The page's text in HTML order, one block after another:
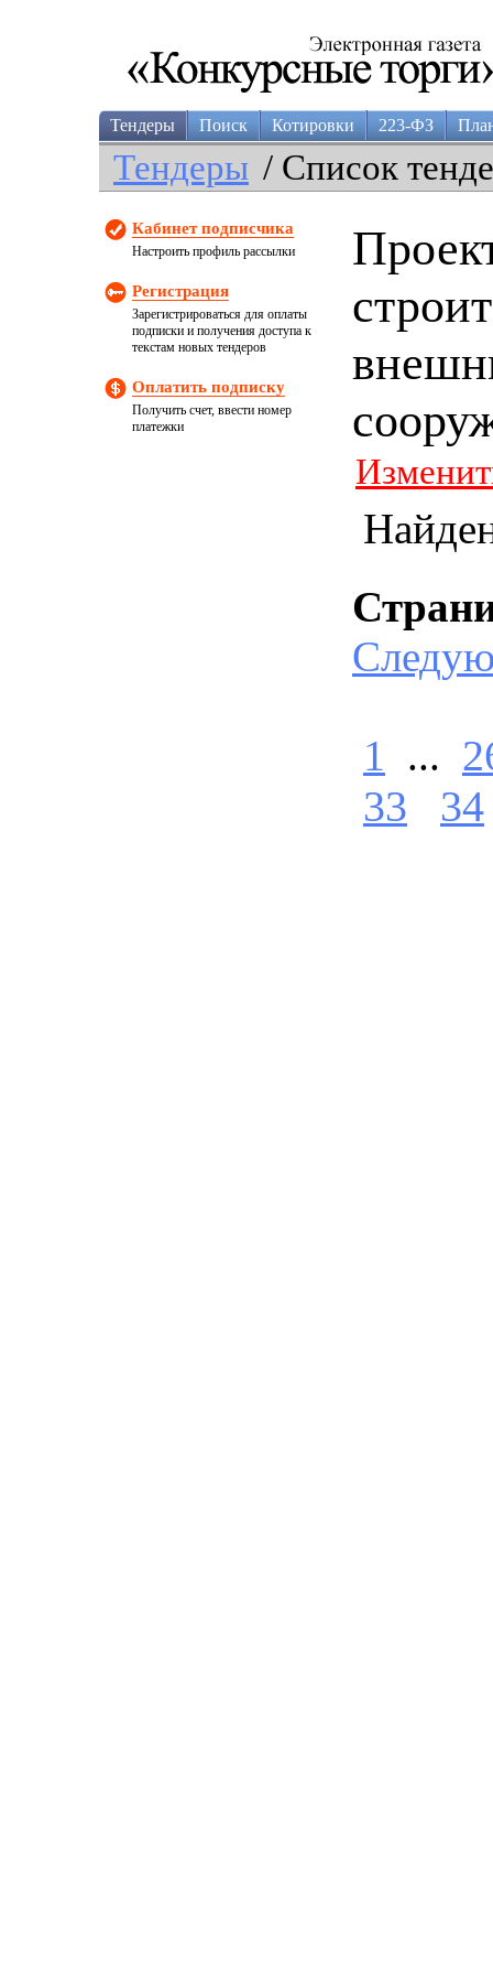
Тендеры Поиск Котировки 223-ФЗ
Тендеры / Список
Кабинет подписчика
Настроить профиль рассылки
Регистрация
Зарегистрироваться для оплаты
подписки и получения доступа к
текстам новых тендеров
Оплатить подписку
Получить счет, ввести номер
платежки
1 ...
33
34